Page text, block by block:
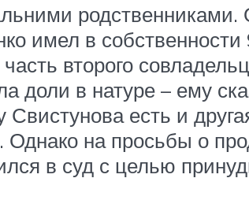
имел в
второго
в натуре – ему
есть и
на просьбы о
в суд с целью